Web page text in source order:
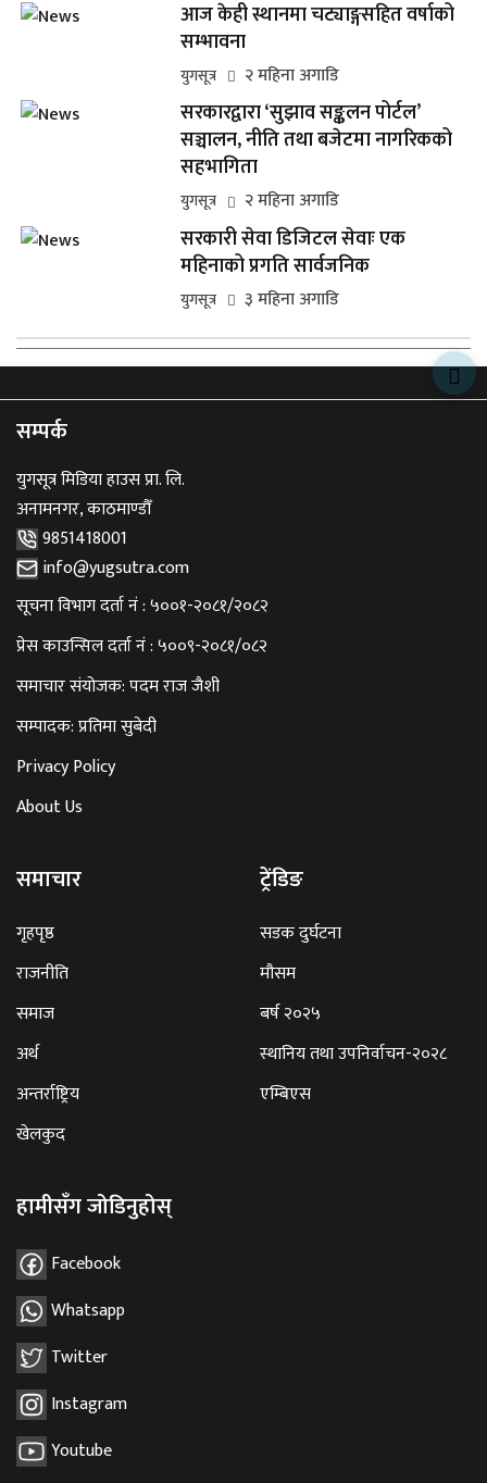
आज केही स्थानमा चट्याङ्गसहित वर्षाको
सम्भावना
युगसूत्र २ महिना अगाडि
सरकारद्वारा ‘सुझाव सङ्कलन पोर्टल’
सञ्चालन, नीति तथा बजेटमा नागरिकको
सहभागिता
युगसूत्र २ महिना अगाडि
सरकारी सेवा डिजिटल सेवाः एक
महिनाको प्रगति सार्वजनिक
युगसूत्र ३ महिना अगाडि
सम्पर्क
युगसूत्र मिडिया हाउस प्रा. लि.
अनामनगर, काठमाण्डौँ
9851418001
info@yugsutra.com
सूचना विभाग दर्ता नं : ५००१-२०८१/२०८२
प्रेस काउन्सिल दर्ता नं : ५००९-२०८१/०८२
समाचार संयोजक: पदम राज जैशी
सम्पादक: प्रतिमा सुबेदी
Privacy Policy
About Us
समाचार
गृहपृष्ठ
राजनीति
समाज
अर्थ
अन्तर्राष्ट्रिय
खेलकुद
ट्रेंडिङ
सडक दुर्घटना
मौसम
बर्ष २०२५
स्थानिय तथा उपनिर्वाचन-२०२८
एम्बिएस
हामीसँग जोडिनुहोस्
Facebook
Whatsapp
Twitter
Instagram
Youtube